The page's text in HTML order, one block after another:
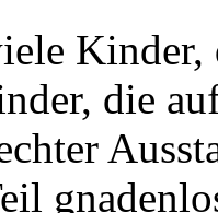
die